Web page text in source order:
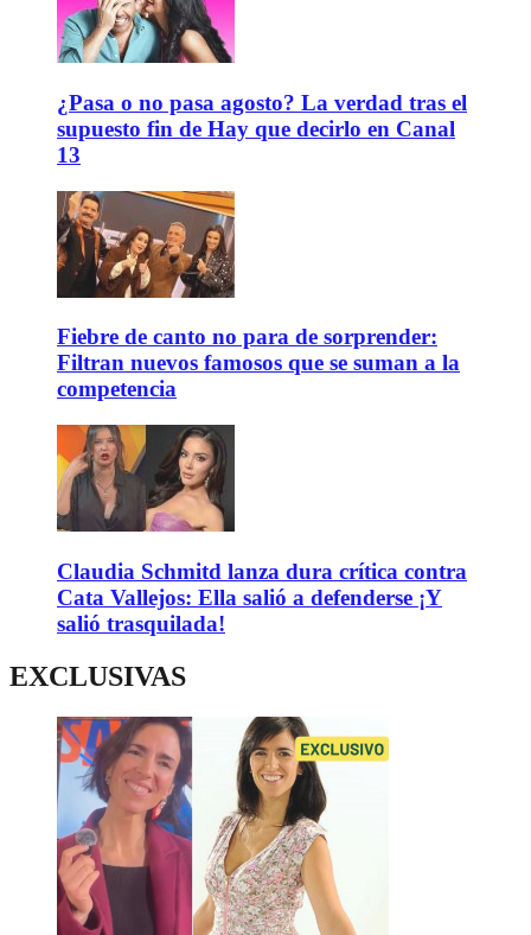
¿Pasa o no pasa agosto? La verdad tras el
supuesto fin de Hay que decirlo en Canal
13
Fiebre de canto no para de sorprender:
Filtran nuevos famosos que se suman a la
competencia
Claudia Schmitd lanza dura crítica contra
Cata Vallejos: Ella salió a defenderse ¡Y
salió trasquilada!
EXCLUSIVAS